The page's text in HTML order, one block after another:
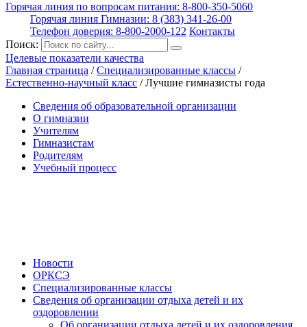
Горячая линия по вопросам питания: 8-800-350-5060
Горячая линия Гимназии: 8 (383) 341-26-00
Телефон доверия: 8-800-2000-122 Контакты
Поиск:
Целевые показатели качества
Главная страница /Специализированные классы /
Естественно-научный класс /Лучшие гимназисты года
Сведения об образовательной организации
О гимназии
Учителям
Гимназистам
Родителям
Учебный процесс
Новости
ОРКСЭ
Специализированные классы
Сведения об организации отдыха детей и их
оздоровлении
Об организации отдыха детей и их оздоровления